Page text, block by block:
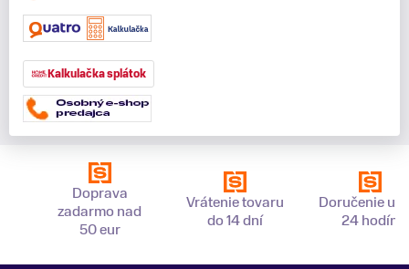
Kalkulačka splátok
Doprava
zadarmo nad
50 eur
Vrátenie tovaru
do 14 dní
Doručenie už
24 hodín